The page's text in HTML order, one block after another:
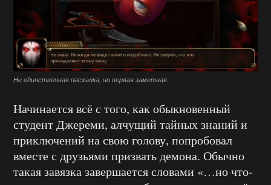
Не единственная пасхалка, но первая заметная.
Начинается всё с того, как обыкновенный
студент Джереми, алчущий тайных знаний и
приключений на свою голову, попробовал
вместе с друзьями призвать демона. Обычно
такая завязка завершается словами «…но что-